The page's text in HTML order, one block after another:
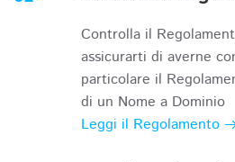
Controlla il
assicurarti di averne
particolare il
di un Nome a Dominio
Leggi il Regolamento